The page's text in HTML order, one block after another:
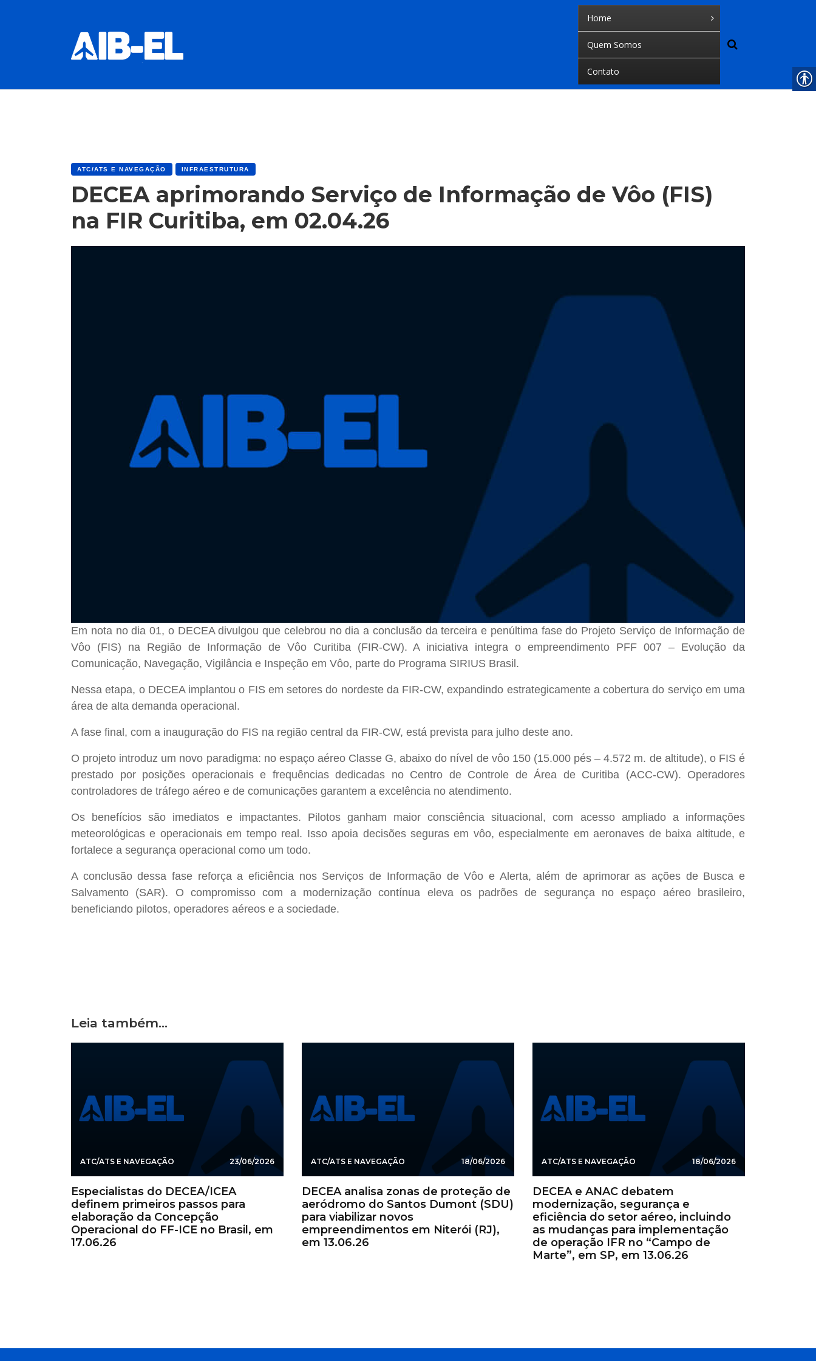
Home
Quem Somos
Contato
ATC/ATS E NAVEGAÇÃO INFRAESTRUTURA
DECEA aprimorando Serviço de Informação de Vôo (FIS)
na FIR Curitiba, em 02.04.26
Em nota no dia 01, o DECEA divulgou que celebrou no dia a conclusão da terceira e penúltima fase do Projeto Serviço de Informação de
Vôo (FIS) na Região de Informação de Vôo Curitiba (FIR-CW). A iniciativa integra o empreendimento PFF 007 – Evolução da
Comunicação, Navegação, Vigilância e Inspeção em Vôo, parte do Programa SIRIUS Brasil.
Nessa etapa, o DECEA implantou o FIS em setores do nordeste da FIR-CW, expandindo estrategicamente a cobertura do serviço em uma
área de alta demanda operacional.
A fase final, com a inauguração do FIS na região central da FIR-CW, está prevista para julho deste ano.
O projeto introduz um novo paradigma: no espaço aéreo Classe G, abaixo do nível de vôo 150 (15.000 pés – 4.572 m. de altitude), o FIS é
prestado por posições operacionais e frequências dedicadas no Centro de Controle de Área de Curitiba (ACC-CW). Operadores
controladores de tráfego aéreo e de comunicações garantem a excelência no atendimento.
Os benefícios são imediatos e impactantes. Pilotos ganham maior consciência situacional, com acesso ampliado a informações
meteorológicas e operacionais em tempo real. Isso apoia decisões seguras em vôo, especialmente em aeronaves de baixa altitude, e
fortalece a segurança operacional como um todo.
A conclusão dessa fase reforça a eficiência nos Serviços de Informação de Vôo e Alerta, além de aprimorar as ações de Busca e
Salvamento (SAR). O compromisso com a modernização contínua eleva os padrões de segurança no espaço aéreo brasileiro,
beneficiando pilotos, operadores aéreos e a sociedade.
Leia também...
ATC/ATS E NAVEGAÇÃO 23/06/2026
Especialistas do DECEA/ICEA
definem primeiros passos para
elaboração da Concepção
Operacional do FF-ICE no Brasil, em
17.06.26
ATC/ATS E NAVEGAÇÃO 18/06/2026
DECEA analisa zonas de proteção de
aeródromo do Santos Dumont (SDU)
para viabilizar novos
empreendimentos em Niterói (RJ),
em 13.06.26
ATC/ATS E NAVEGAÇÃO 18/06/2026
DECEA e ANAC debatem
modernização, segurança e
eficiência do setor aéreo, incluindo
as mudanças para implementação
de operação IFR no “Campo de
Marte”, em SP, em 13.06.26